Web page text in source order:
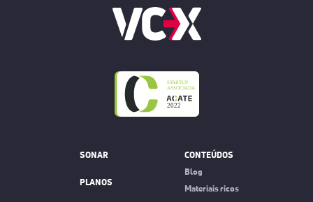
SONAR
PLANOS
CONTEÚDOS
Blog
Materiais ricos